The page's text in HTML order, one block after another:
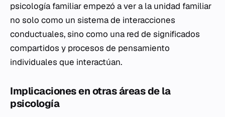
psicología familiar empezó a ver a la unidad familiar
no solo como un sistema de interacciones
conductuales, sino como una red de significados
compartidos y procesos de pensamiento
individuales que interactúan.
Implicaciones en otras áreas de la
psicología